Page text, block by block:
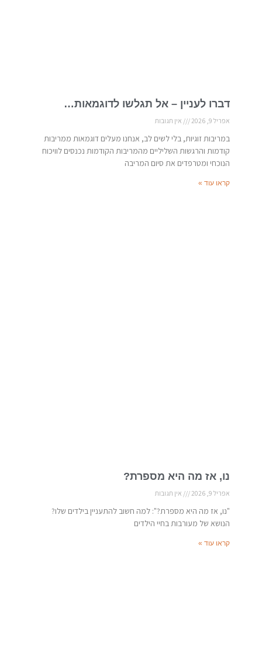
דברו לעניין – אל תגלשו לדוגמאות…
אפריל 9, 2026 אין תגובות
במריבות זוגיות, בלי לשים לב, אנחנו מעלים דוגמאות ממריבות
קודמות והרגשות השליליים מהמריבות הקודמות נכנסים לוויכוח
הנוכחי ומטרפדים את סיום המריבה
קראו עוד »
נו, אז מה היא מספרת?
אפריל 9, 2026 אין תגובות
"נו, אז מה היא מספרת?": למה חשוב להתעניין בילדים שלו?
הנושא של מעורבות בחיי הילדים
קראו עוד »